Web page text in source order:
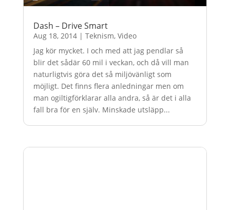
Dash – Drive Smart
Aug 18, 2014| Teknism, Video
Jag kör mycket. I och med att jag pendlar så
blir det sådär 60 mil i veckan, och då vill man
naturligtvis göra det så miljövänligt som
möjligt. Det finns flera anledningar men om
man ogiltigförklarar alla andra, så är det i alla
fall bra för en själv. Minskade utsläpp...